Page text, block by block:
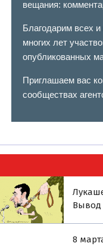
вещания:
Благодарим всех и
многих лет
опубликованных
Приглашаем вас
сообществах
Вывод
8